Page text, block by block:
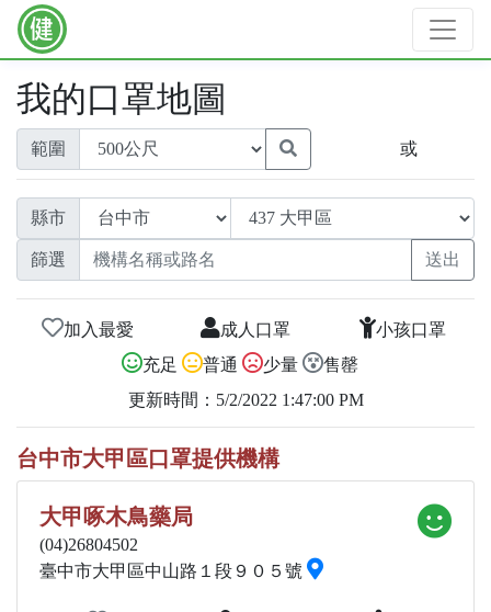
我的口罩地圖
範圍 或
縣市
篩選
加入最愛 成人口罩
小孩口罩
充足
普通 少量
售罄
更新時間：5/2/2022 1:47:00 PM
台中市大甲區口罩提供機構
大甲啄木鳥藥局
(04)26804502
臺中市大甲區中山路１段９０５號